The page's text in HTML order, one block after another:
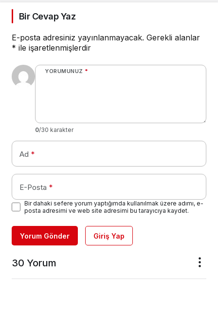
Bir Cevap Yaz
E-posta adresiniz yayınlanmayacak. Gerekli alanlar
* ile işaretlenmişlerdir
YORUMUNUZ *
0/30 karakter
Ad *
E-Posta *
Bir dahaki sefere yorum yaptığımda kullanılmak üzere adımı, e-
posta adresimi ve web site adresimi bu tarayıcıya kaydet.
Yorum Gönder Giriş Yap
30 Yorum